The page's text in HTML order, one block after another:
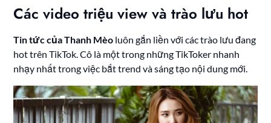
Các video triệu view và trào lưu hot
Tin tức của Thanh Mèo luôn gắn liền với các trào lưu đang
hot trên TikTok. Cô là một trong những TikToker nhanh
nhạy nhất trong việc bắt trend và sáng tạo nội dung mới.